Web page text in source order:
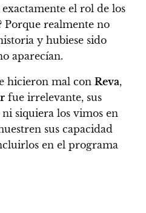
el rol de los
Porque realmente no
y hubiese sido
aparecían.
hicieron mal con Reva,
fue irrelevante, sus
siquiera los vimos en
sus capacidad
en el programa